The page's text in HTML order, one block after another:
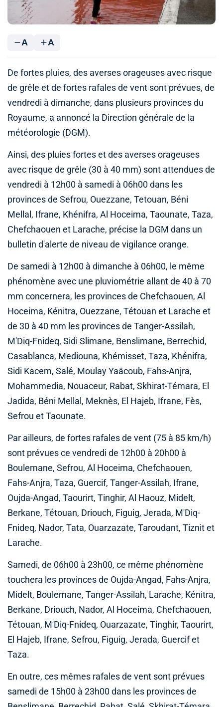
A A
De fortes pluies, des averses orageuses avec risque
de grêle et de fortes rafales de vent sont prévues, de
vendredi à dimanche, dans plusieurs provinces du
Royaume, a annoncé la Direction générale de la
météorologie (DGM).
Ainsi, des pluies fortes et des averses orageuses
avec risque de grêle (30 à 40 mm) sont attendues de
vendredi à 12h00 à samedi à 06h00 dans les
provinces de Sefrou, Ouezzane, Tetouan, Béni
Mellal, Ifrane, Khénifra, Al Hoceima, Taounate, Taza,
Chefchaouen et Larache, précise la DGM dans un
bulletin d'alerte de niveau de vigilance orange.
De samedi à 12h00 à dimanche à 06h00, le même
phénomène avec une pluviométrie allant de 40 à 70
mm concernera, les provinces de Chefchaouen, Al
Hoceima, Kénitra, Ouezzane, Tétouan et Larache et
de 30 à 40 mm les provinces de Tanger-Assilah,
M'Diq-Fnideq, Sidi Slimane, Benslimane, Berrechid,
Casablanca, Mediouna, Khémisset, Taza, Khénifra,
Sidi Kacem, Salé, Moulay Yaâcoub, Fahs-Anjra,
Mohammedia, Nouaceur, Rabat, Skhirat-Témara, El
Jadida, Béni Mellal, Meknès, El Hajeb, Ifrane, Fès,
Sefrou et Taounate.
Par ailleurs, de fortes rafales de vent (75 à 85 km/h)
sont prévues ce vendredi de 12h00 à 20h00 à
Boulemane, Sefrou, Al Hoceima, Chefchaouen,
Fahs-Anjra, Taza, Guercif, Tanger-Assilah, Ifrane,
Oujda-Angad, Taourirt, Tinghir, Al Haouz, Midelt,
Berkane, Tétouan, Driouch, Figuig, Jerada, M'Diq-
Fnideq, Nador, Tata, Ouarzazate, Taroudant, Tiznit et
Larache.
Samedi, de 06h00 à 23h00, ce même phénomène
touchera les provinces de Oujda-Angad, Fahs-Anjra,
Midelt, Boulemane, Tanger-Assilah, Larache, Kénitra,
Berkane, Driouch, Nador, Al Hoceima, Chefchaouen,
Tétouan, M'Diq-Fnideq, Ouarzazate, Tinghir, Taourirt,
El Hajeb, Ifrane, Sefrou, Figuig, Jerada, Guercif et
Taza.
En outre, ces mêmes rafales de vent sont prévues
samedi de 15h00 à 23h00 dans les provinces de